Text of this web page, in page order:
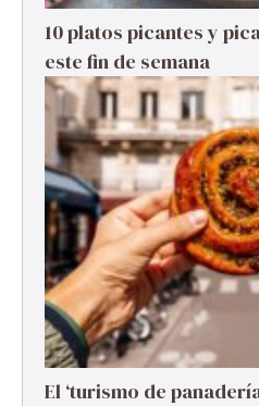
10 platos picantes y
este fin de semana
El ‘turismo de